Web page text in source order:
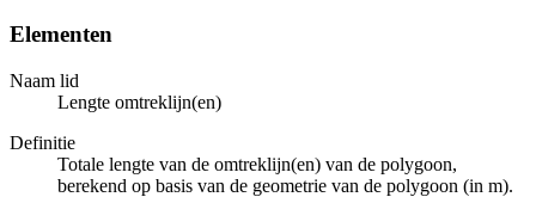
Elementen
Naam lid
Lengte omtreklijn(en)
Definitie
Totale lengte van de omtreklijn(en) van de polygoon,
berekend op basis van de geometrie van de polygoon (in m).